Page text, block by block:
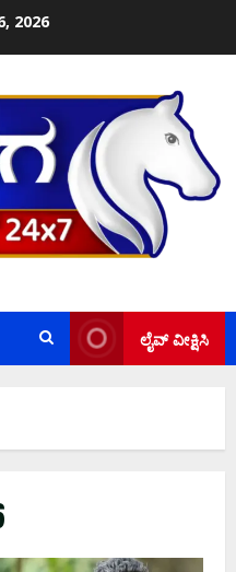
2026
ಲೈವ್ ವೀಕ್ಷಿಸಿ